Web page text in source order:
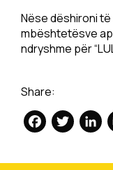
Nëse dëshironi
mbështetësve
ndryshme për
Share: